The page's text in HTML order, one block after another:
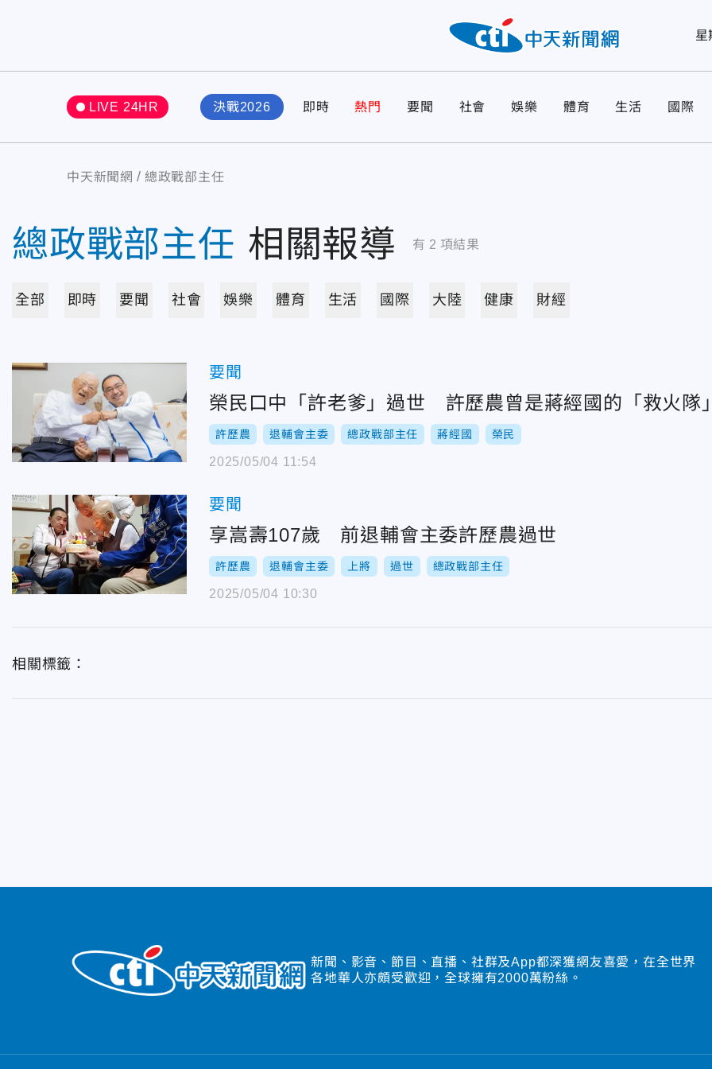
星
LIVE 24HR 決戰2026 即時 熱門 要聞 社會 娛樂 體育 生活 國際
中天新聞網 總政戰部主任
總政戰部主任 相關報導 有 2 項結果
全部 即時 要聞 社會 娛樂 體育 生活 國際 大陸 健康 財經
要聞
榮民口中「許老爹」過世 許歷農曾是蔣經國的「救火隊
許歷農 退輔會主委 總政戰部主任 蔣經國 榮民
2025/05/04 11:54
要聞
享嵩壽107歲 前退輔會主委許歷農過世
許歷農 退輔會主委 上將 過世 總政戰部主任
2025/05/04 10:30
相關標籤：
新聞、影音、節目、直播、社群及App都深獲網友喜愛，在全世界
各地華人亦頗受歡迎，全球擁有2000萬粉絲。